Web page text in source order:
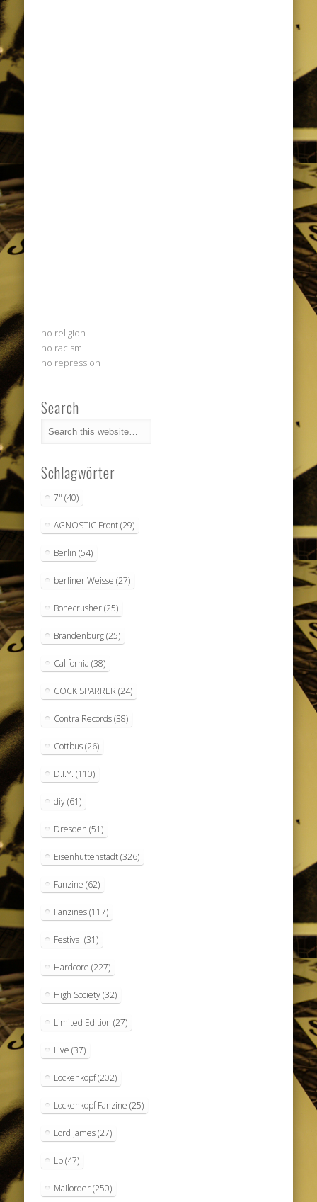
no religion
no racism
no repression
Search
Schlagwörter
7" (40)
AGNOSTIC Front(29)
Berlin (54)
berliner Weisse (27)
Bonecrusher(25)
Brandenburg(25)
California (38)
COCK SPARRER (24)
Contra Records(38)
Cottbus(26)
D.I.Y. (110)
diy(61)
Dresden (51)
Eisenhüttenstadt(326)
Fanzine (62)
Fanzines(117)
Festival (31)
Hardcore (227)
High Society(32)
Limited Edition (27)
Live (37)
Lockenkopf(202)
Lockenkopf Fanzine (25)
Lord James(27)
Lp(47)
Mailorder(250)